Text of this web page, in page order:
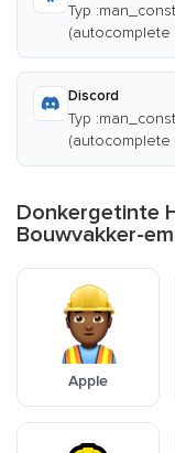
Typ
(autocomplete
Discord
Typ
(autocomplete
Donkergetinte
Bouwvakker-
Apple